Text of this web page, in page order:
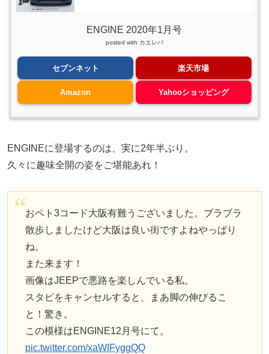
ENGINE 2020年1月号
posted with カエレバ
セブンネット 楽天市場
Amazon Yahooショッピング
ENGINEに登場するのは、実に2年半ぶり。
久々に趣味全開の姿をご堪能あれ！
おペト3コード大阪有難うございました。ブラブラ
散歩しましたけど大阪は良い街ですよねやっぱり
ね。
また来ます！
画像はJEEPで悪路を楽しんでいる私。
スタビをキャンセルすると、まあ脚の伸びるこ
と！驚き。
この模様はENGINE12月号にて。
pic.twitter.com/xaWIFyggQQ